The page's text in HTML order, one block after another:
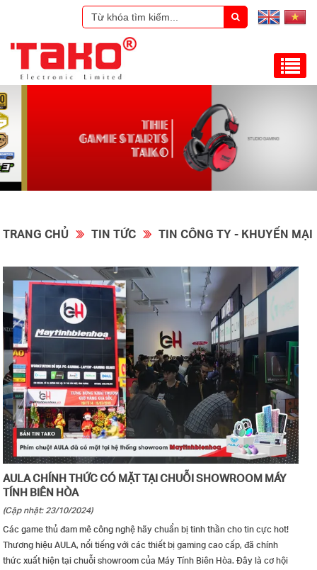
TRANG CHỦ TIN TỨC TIN CÔNG TY - KHUYẾN MẠI
AULA CHÍNH THỨC CÓ MẶT TẠI CHUỖI SHOWROOM MÁY
TÍNH BIÊN HÒA
(Cập nhật: 23/10/2024)
Các game thủ đam mê công nghệ hãy chuẩn bị tinh thần cho tin cực hot!
Thương hiệu AULA, nổi tiếng với các thiết bị gaming cao cấp, đã chính
thức xuất hiện tại chuỗi showroom của Máy Tính Biên Hòa. Đây là cơ hội